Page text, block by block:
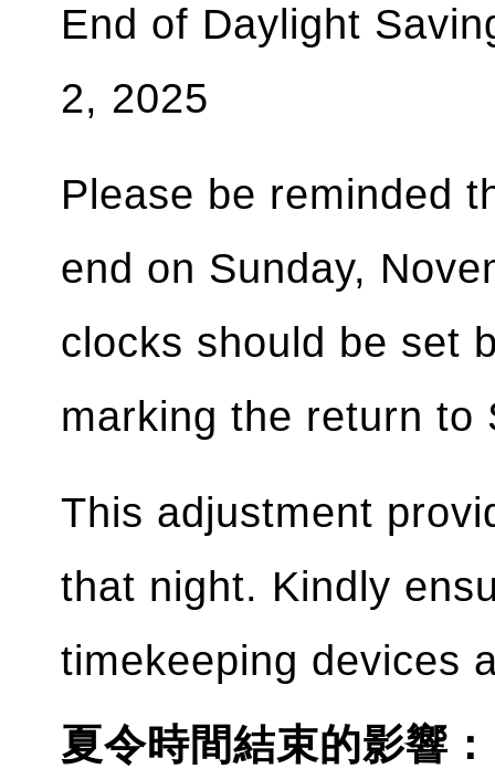
End of Daylight
2, 2025
Please be reminded
end on Sunday,
clocks should be set
marking the return to
This adjustment
that night. Kindly
timekeeping devices
夏令時間結束的影響：